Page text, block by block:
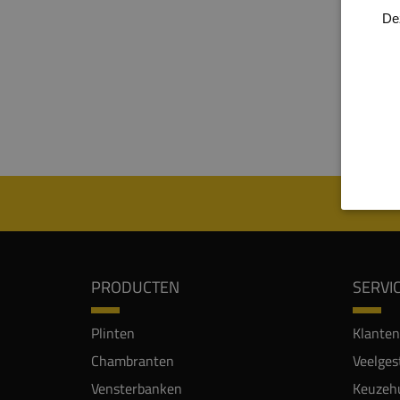
Let
PRODUCTEN
Plinten
Chambranten
Vensterbanken